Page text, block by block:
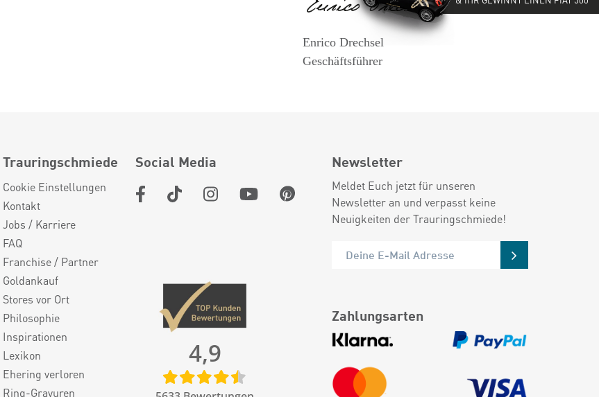
Enrico Drechsel
Geschäftsführer
Trauringschmiede
Cookie Einstellungen
Kontakt
Jobs / Karriere
FAQ
Franchise / Partner
Goldankauf
Stores vor Ort
Philosophie
Inspirationen
Lexikon
Ehering verloren
Ring-Gravuren
Social Media
4,9
Newsletter
Meldet Euch jetzt für unseren
Newsletter an und verpasst keine
Neuigkeiten der Trauringschmiede!
Zahlungsarten